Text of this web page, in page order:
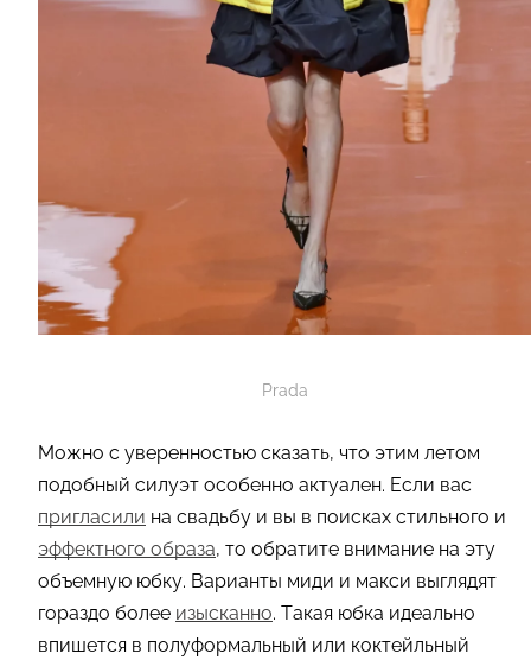
Prada
Можно с уверенностью сказать, что этим летом
подобный силуэт особенно актуален. Если вас
пригласили на свадьбу и вы в поисках стильного и
эффектного образа, то обратите внимание на эту
объемную юбку. Варианты миди и макси выглядят
гораздо более изысканно. Такая юбка идеально
впишется в полуформальный или коктейльный